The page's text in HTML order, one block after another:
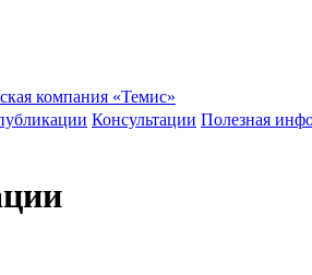
компания «Темис»
Консультации Полезная